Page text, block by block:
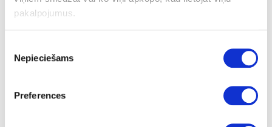
pakalpojumus.
izvēle
Nepieciešams
Preferences